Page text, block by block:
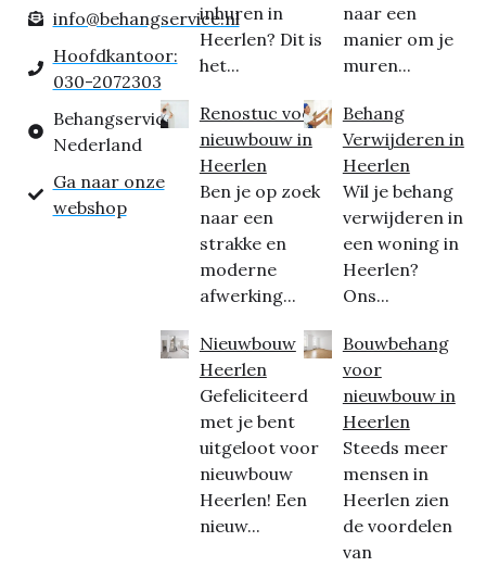
info@behangservice.nl
Hoofdkantoor:
030-2072303
Behangservice
Nederland
Ga naar onze
webshop
inhuren in
Heerlen? Dit is
het...
Renostuc voor
nieuwbouw in
Heerlen
Ben je op zoek
naar een
strakke en
moderne
afwerking...
Nieuwbouw
Heerlen
Gefeliciteerd
met je bent
uitgeloot voor
nieuwbouw
Heerlen! Een
nieuw...
naar een
manier om je
muren...
Behang
Verwijderen in
Heerlen
Wil je behang
verwijderen in
een woning in
Heerlen?
Ons...
Bouwbehang
voor
nieuwbouw in
Heerlen
Steeds meer
mensen in
Heerlen zien
de voordelen
van